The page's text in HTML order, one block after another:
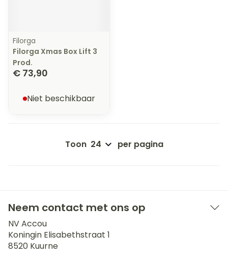
Filorga
Filorga Xmas Box Lift 3
Prod.
€ 73,90
Niet beschikbaar
Toon per pagina
Neem contact met ons op
NV Accou
Koningin Elisabethstraat 1
8520 Kuurne